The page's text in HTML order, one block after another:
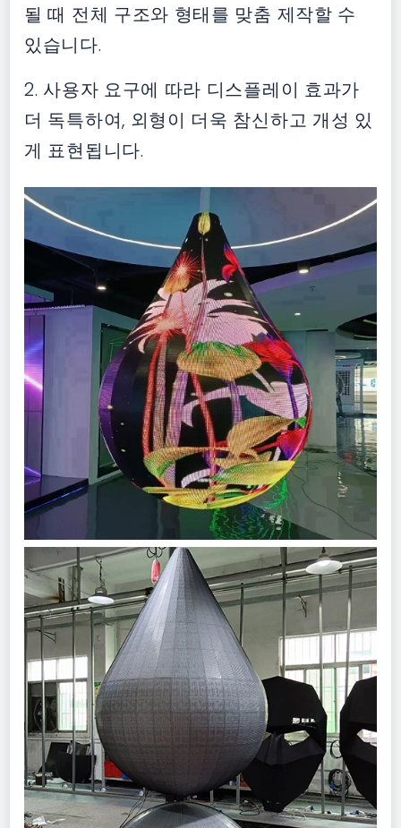
될 때 전체 구조와 형태를 맞춤 제작할 수
있습니다.
2. 사용자 요구에 따라 디스플레이 효과가
더 독특하여, 외형이 더욱 참신하고 개성 있
게 표현됩니다.